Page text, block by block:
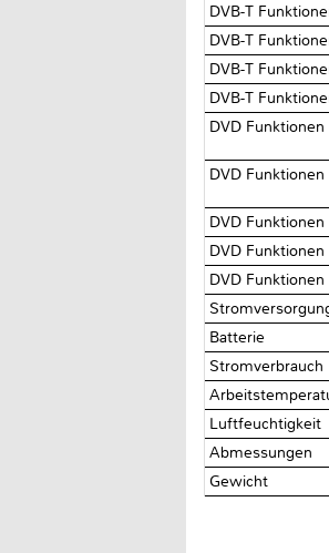
DVB-T
DVB-T
DVB-T
DVB-T
DVD Funktionen
DVD Funktionen
DVD Funktionen
DVD Funktionen
DVD Funktionen
Batterie
Stromverbrauch
Luftfeuchtigkeit
Abmessungen
Gewicht